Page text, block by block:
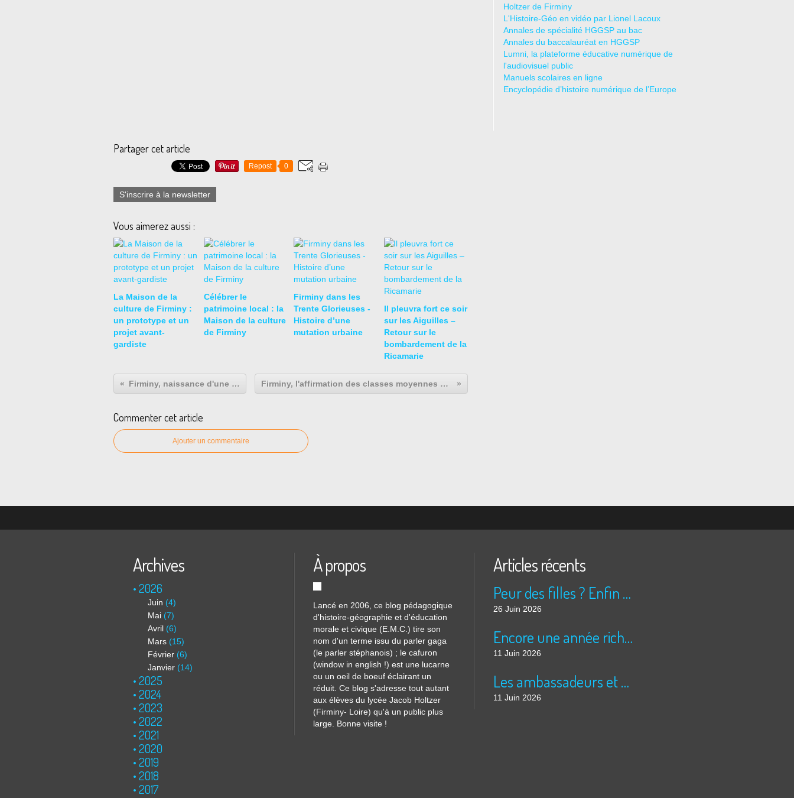
Partager cet article
Repost 0
S'inscrire à la newsletter
Vous aimerez aussi :
La Maison de la
culture de Firminy :
un prototype et un
projet avant-
gardiste
Célébrer le
patrimoine local : la
Maison de la culture
de Firminy
Firminy dans les
Trente Glorieuses -
Histoire d’une
mutation urbaine
Il pleuvra fort ce soir
sur les Aiguilles –
Retour sur le
bombardement de la
Ricamarie
Firminy, naissance d'une ville industrielle Firminy, l'affirmation des classes moyennes et de la haute bourgeoisie
Commenter cet article
Ajouter un commentaire
Holtzer de Firminy
L'Histoire-Géo en vidéo par Lionel Lacoux
Annales de spécialité HGGSP au bac
Annales du baccalauréat en HGGSP
Lumni, la plateforme éducative numérique de
l'audiovisuel public
Manuels scolaires en ligne
Encyclopédie d’histoire numérique de l’Europe
Archives
2026
Juin (4)
Mai (7)
Avril (6)
Mars (15)
Février (6)
Janvier (14)
2025
2024
2023
2022
2021
2020
2019
2018
2017
À propos
Lancé en 2006, ce blog pédagogique
d'histoire-géographie et d'éducation
morale et civique (E.M.C.) tire son
nom d'un terme issu du parler gaga
(le parler stéphanois) ; le cafuron
(window in english !) est une lucarne
ou un oeil de boeuf éclairant un
réduit. Ce blog s'adresse tout autant
aux élèves du lycée Jacob Holtzer
(Firminy- Loire) qu'à un public plus
large. Bonne visite !
Articles récents
Peur des filles ? Enfin rassuré ?
26 Juin 2026
Encore une année riche en cinéma pour Super 8 !
11 Juin 2026
Les ambassadeurs et SUPER 8 - La solidarité en action
11 Juin 2026